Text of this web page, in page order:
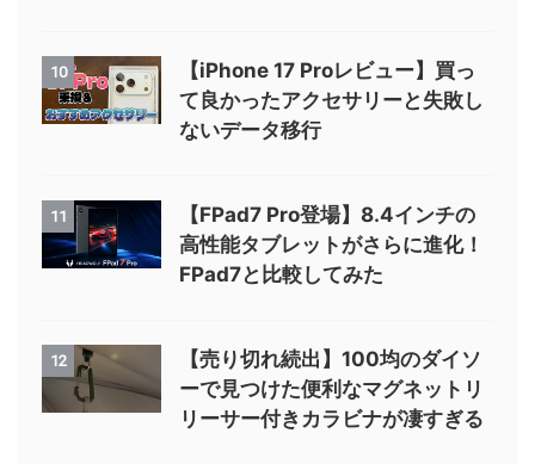
10
【iPhone 17 Proレビュー】買っ
て良かったアクセサリーと失敗し
ないデータ移行
11
【FPad7 Pro登場】8.4インチの
高性能タブレットがさらに進化！
FPad7と比較してみた
12
【売り切れ続出】100均のダイソ
ーで見つけた便利なマグネットリ
リーサー付きカラビナが凄すぎる